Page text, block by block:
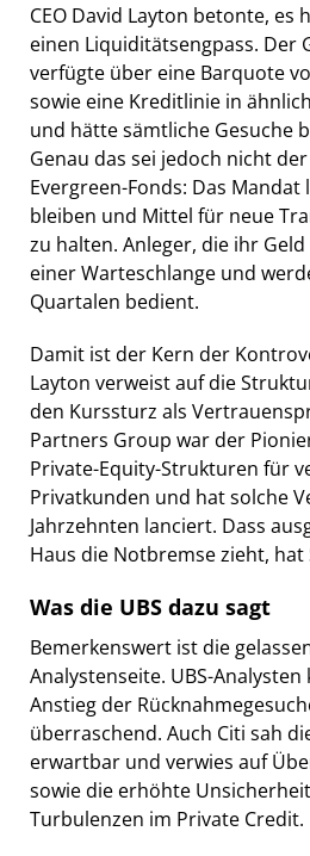
CEO David Layton betonte, es
einen Liquiditätsengpass. Der
verfügte über eine Barquote
sowie eine Kreditlinie in
und hätte sämtliche Gesuche
Genau das sei jedoch nicht
Evergreen-Fonds: Das
bleiben und Mittel für neue
zu halten. Anleger, die ihr
einer Warteschlange und
Quartalen bedient.
Damit ist der Kern der
Layton verweist auf die
den Kurssturz als
Partners Group war der
Private-Equity-Strukturen für
Privatkunden und hat solche
Jahrzehnten lanciert. Dass
Haus die Notbremse zieht, hat
Was die UBS dazu sagt
Bemerkenswert ist die
Analystenseite. UBS-
Anstieg der
überraschend. Auch Citi sah
erwartbar und verwies auf
sowie die erhöhte
Turbulenzen im Private Credit.